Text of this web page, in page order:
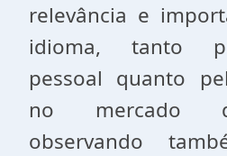
relevância e
idioma, tanto
pessoal quanto
no mercado
observando